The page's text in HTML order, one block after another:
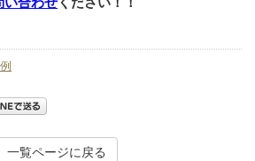
一覧ページに戻る